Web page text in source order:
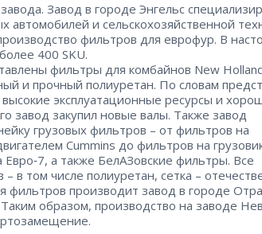
Завод в городе Энгельс
автомобилей и сельскохозяйственной
фильтров для еврофур. В
400 SKU.
фильтры для комбайнов New
и прочный полиуретан. По словам
эксплуатационные ресурсы и
завод закупил новые валы. Также завод
грузовых фильтров – ​от фильтров на
Cummins до фильтров на
Евро‑7, а также БелАЗовские фильтры. Все
​в том числе полиуретан, сетка –
фильтров производит завод в городе
образом, производство на заводе